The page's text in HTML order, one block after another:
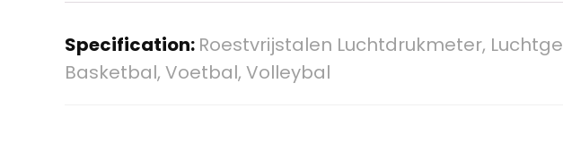
Specification: Roestvrijstalen Luchtdrukmeter,
Basketbal, Voetbal, Volleybal